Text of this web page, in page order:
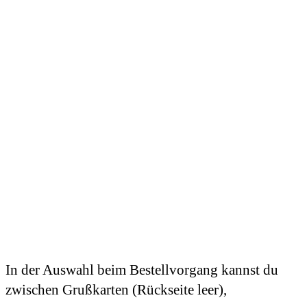
In der Auswahl beim Bestellvorgang kannst du
zwischen Grußkarten (Rückseite leer),